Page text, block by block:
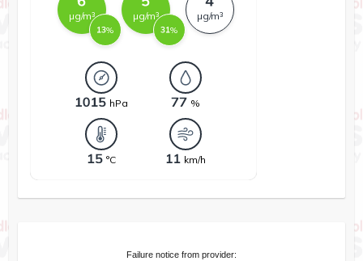
Failure notice from provider: